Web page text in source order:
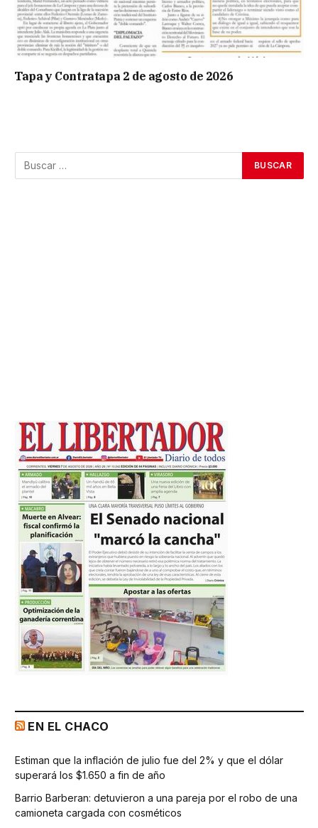
Tapa y Contratapa 2 de agosto de 2026
EN EL CHACO
Estiman que la inflación de julio fue del 2% y que el dólar
superará los $1.650 a fin de año
Barrio Barberan: detuvieron a una pareja por el robo de una
camioneta cargada con cosméticos